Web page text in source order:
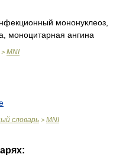
мононуклеоз,
моноцитарная ангина
> MNI
словарь > MNI